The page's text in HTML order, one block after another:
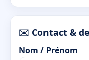
✉️ Contact &
Nom / Prénom